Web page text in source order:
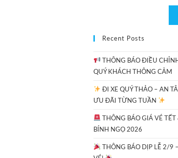
Recent Posts
THÔNG BÁO ĐIỀU
QUÝ KHÁCH THÔNG CẢM
ĐI XE QUÝ THẢO – AN
ƯU ĐÃI TỪNG TUẦN
THÔNG BÁO GIÁ VÉ
BÍNH NGỌ 2026
THÔNG BÁO DỊP LỄ 2/9